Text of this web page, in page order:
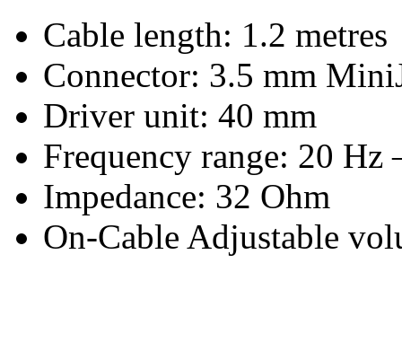
Cable length: 1.2 metres
Connector: 3.5 mm
Driver unit: 40 mm
Frequency range: 20 Hz
Impedance: 32 Ohm
On-Cable Adjustable